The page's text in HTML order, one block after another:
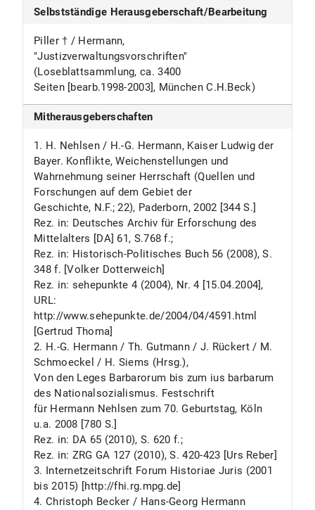
Selbstständige Herausgeberschaft/Bearbeitung
Piller † / Hermann,
"Justizverwaltungsvorschriften"
(Loseblattsammlung, ca. 3400
Seiten [bearb.1998-2003], München C.H.Beck)
Mitherausgeberschaften
1. H. Nehlsen / H.-G. Hermann, Kaiser Ludwig der
Bayer. Konflikte, Weichenstellungen und
Wahrnehmung seiner Herrschaft (Quellen und
Forschungen auf dem Gebiet der
Geschichte, N.F.; 22), Paderborn, 2002 [344 S.]
Rez. in: Deutsches Archiv für Erforschung des
Mittelalters [DA] 61, S.768 f.;
Rez. in: Historisch-Politisches Buch 56 (2008), S.
348 f. [Volker Dotterweich]
Rez. in: sehepunkte 4 (2004), Nr. 4 [15.04.2004],
URL:
http://www.sehepunkte.de/2004/04/4591.html
[Gertrud Thoma]
2. H.-G. Hermann / Th. Gutmann / J. Rückert / M.
Schmoeckel / H. Siems (Hrsg.),
Von den Leges Barbarorum bis zum ius barbarum
des Nationalsozialismus. Festschrift
für Hermann Nehlsen zum 70. Geburtstag, Köln
u.a. 2008 [780 S.]
Rez. in: DA 65 (2010), S. 620 f.;
Rez. in: ZRG GA 127 (2010), S. 420-423 [Urs Reber]
3. Internetzeitschrift Forum Historiae Juris (2001
bis 2015) [http://fhi.rg.mpg.de]
4. Christoph Becker / Hans-Georg Hermann